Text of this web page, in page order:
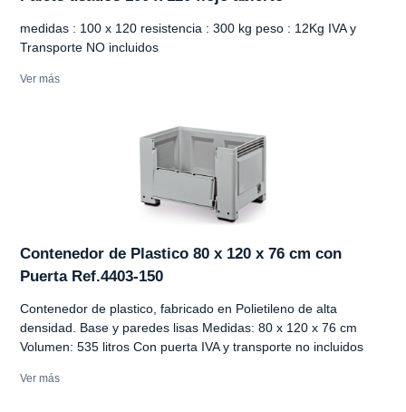
medidas : 100 x 120 resistencia : 300 kg peso : 12Kg IVA y
Transporte NO incluidos
Ver más
Contenedor de Plastico 80 x 120 x 76 cm con
Puerta Ref.4403-150
Contenedor de plastico, fabricado en Polietileno de alta
densidad. Base y paredes lisas Medidas: 80 x 120 x 76 cm
Volumen: 535 litros Con puerta IVA y transporte no incluidos
Ver más